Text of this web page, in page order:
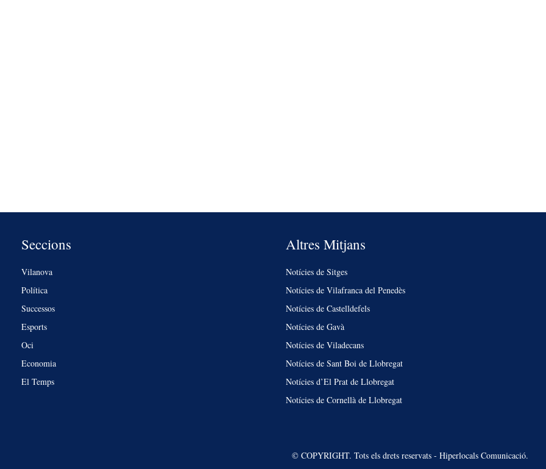
Seccions
Vilanova
Política
Successos
Esports
Oci
Economia
El Temps
Altres Mitjans
Notícies de Sitges
Notícies de Vilafranca del Penedès
Notícies de Castelldefels
Notícies de Gavà
Notícies de Viladecans
Notícies de Sant Boi de Llobregat
Notícies d’El Prat de Llobregat
Notícies de Cornellà de Llobregat
© COPYRIGHT. Tots els drets reservats - Hiperlocals Comunicació.